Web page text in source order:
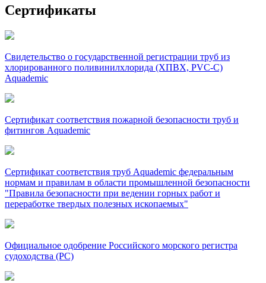
Сертификаты
Свидетельство о государственной регистрации труб из
хлорированного поливинилхлорида (ХПВХ, PVC-C)
Aquademic
Сертификат соответствия пожарной безопасности труб и
фитингов Aquademic
Сертификат соответствия труб Aquademic федеральным
нормам и правилам в области промышленной безопасности
"Правила безопасности при ведении горных работ и
переработке твердых полезных ископаемых"
Официальное одобрение Российского морского регистра
судоходства (РС)